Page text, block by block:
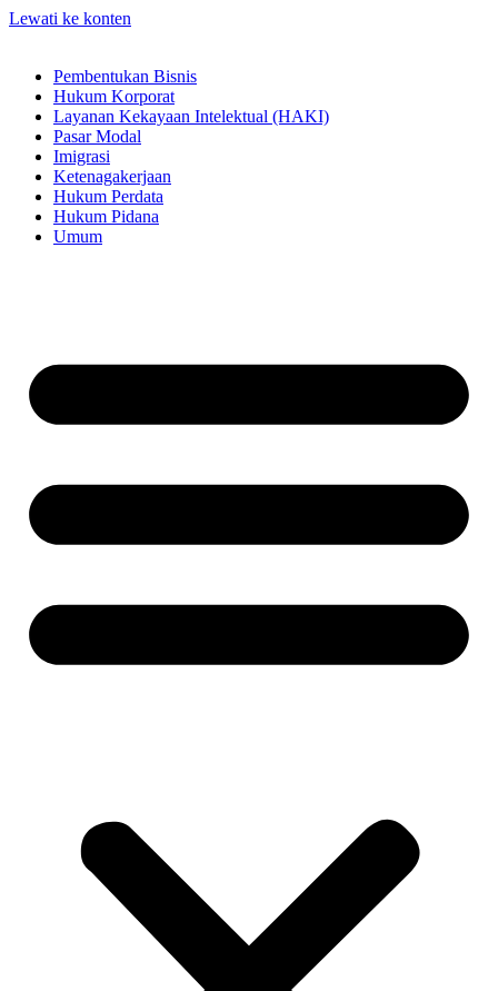
Lewati ke konten
Pembentukan Bisnis
Hukum Korporat
Layanan Kekayaan Intelektual (HAKI)
Pasar Modal
Imigrasi
Ketenagakerjaan
Hukum Perdata
Hukum Pidana
Umum